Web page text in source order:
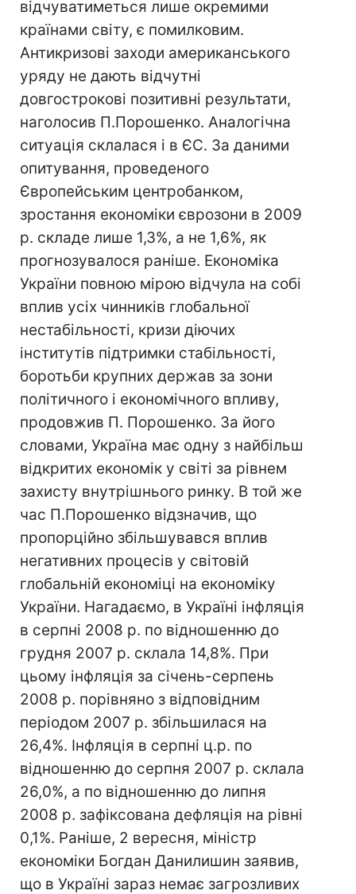
відчуватиметься лише окремими
країнами світу, є помилковим.
Антикризові заходи американського
уряду не дають відчутні
довгострокові позитивні результати,
наголосив П.Порошенко. Аналогічна
ситуація склалася і в ЄС. За даними
опитування, проведеного
Європейським центробанком,
зростання економіки єврозони в 2009
р. складе лише 1,3%, а не 1,6%, як
прогнозувалося раніше. Економіка
України повною мірою відчула на собі
вплив усіх чинників глобальної
нестабільності, кризи діючих
інститутів підтримки стабільності,
боротьби крупних держав за зони
політичного і економічного впливу,
продовжив П. Порошенко. За його
словами, Україна має одну з найбільш
відкритих економік у світі за рівнем
захисту внутрішнього ринку. В той же
час П.Порошенко відзначив, що
пропорційно збільшувався вплив
негативних процесів у світовій
глобальній економіці на економіку
України. Нагадаємо, в Україні інфляція
в серпні 2008 р. по відношенню до
грудня 2007 р. склала 14,8%. При
цьому інфляція за січень-серпень
2008 р. порівняно з відповідним
періодом 2007 р. збільшилася на
26,4%. Інфляція в серпні ц.р. по
відношенню до серпня 2007 р. склала
26,0%, а по відношенню до липня
2008 р. зафіксована дефляція на рівні
0,1%. Раніше, 2 вересня, міністр
економіки Богдан Данилишин заявив,
що в Україні зараз немає загрозливих